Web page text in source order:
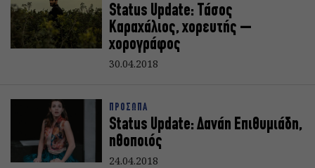
Status Update: Τάσος
Καραχάλιος, χορευτής –
χορογράφος
30.04.2018
ΠΡΟΣΩΠΑ
Status Update: Δανάη Επιθυμιάδη,
ηθοποιός
24.04.2018